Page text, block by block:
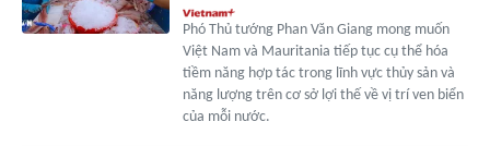
Phó Thủ tướng Phan Văn Giang mong muốn
Việt Nam và Mauritania tiếp tục cụ thể hóa
tiềm năng hợp tác trong lĩnh vực thủy sản và
năng lượng trên cơ sở lợi thế về vị trí ven biển
của mỗi nước.